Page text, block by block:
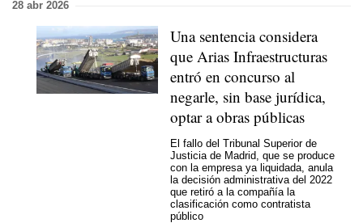
28 abr 2026
Una sentencia considera
que Arias Infraestructuras
entró en concurso al
negarle, sin base jurídica,
optar a obras públicas
El fallo del Tribunal Superior de
Justicia de Madrid, que se produce
con la empresa ya liquidada, anula
la decisión administrativa del 2022
que retiró a la compañía la
clasificación como contratista
público